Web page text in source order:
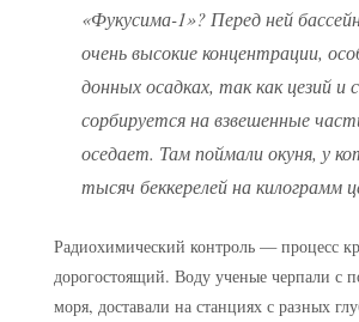
«Фукусима-1»? Перед ней
очень высокие концентрации,
донных осадках, так как цезий и
сорбируется на взвешенные
оседает. Там поймали окуня, у
тысяч беккерелей на килограмм
Радиохимический контроль — процесс
дорогостоящий. Воду ученые черпали с
моря, доставали на станциях с разных